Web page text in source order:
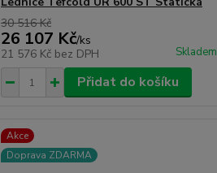
30 516 Kč
26 107 Kč/ks
21 576 Kč bez DPH Skladem
Přidat do košíku
Akce
Doprava ZDARMA